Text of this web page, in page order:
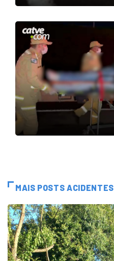
MAIS POSTS ACIDENTES